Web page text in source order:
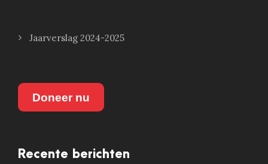
Jaarverslag 2024-2025
Doneer nu
Recente berichten